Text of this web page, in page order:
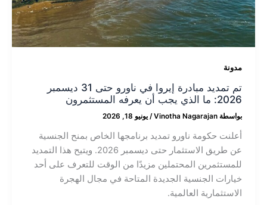
مدونة
تم تمديد مبادرة إيروا في ناورو حتى 31 ديسمبر
2026: ما الذي يجب أن يعرفه المستثمرون
بواسطة Vinotha Nagarajan
/ يونيو 18, 2026
أعلنت حكومة ناورو تمديد برنامجها الخاص بمنح الجنسية
عن طريق الاستثمار حتى ديسمبر 2026. ويتيح هذا التمديد
للمستثمرين المحتملين مزيدًا من الوقت للتعرف على أحد
خيارات الجنسية الجديدة المتاحة في مجال الهجرة
الاستثمارية العالمية.